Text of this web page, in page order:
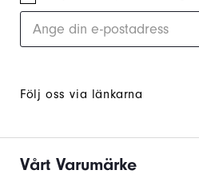
Följ oss via länkarna
Vårt Varumärke